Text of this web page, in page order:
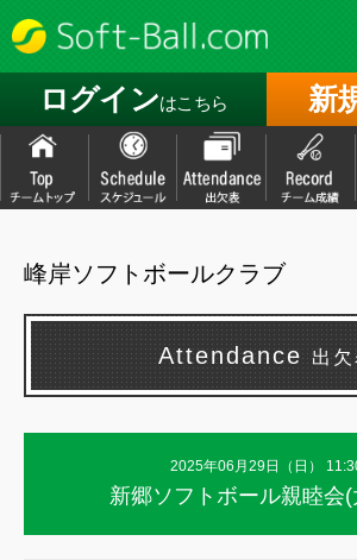
ログインはこちら 新
峰岸ソフトボールクラブ
Attendance出
2025年06月29日（ 日 ）
新郷ソフトボール親睦会(